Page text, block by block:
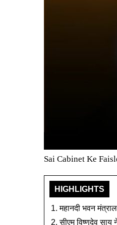
Sai Cabinet Ke
HIGHLIGHTS
महानदी भवन
सीएम विष्णुदेव साय